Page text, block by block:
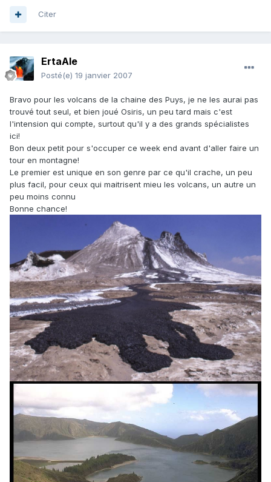
Citer
ErtaAle
Posté(e) 19 janvier 2007
Bravo pour les volcans de la chaine des Puys, je ne les aurai pas
trouvé tout seul, et bien joué Osiris, un peu tard mais c'est
l'intension qui compte, surtout qu'il y a des grands spécialistes
ici!
Bon deux petit pour s'occuper ce week end avant d'aller faire un
tour en montagne!
Le premier est unique en son genre par ce qu'il crache, un peu
plus facil, pour ceux qui maitrisent mieu les volcans, un autre un
peu moins connu
Bonne chance!